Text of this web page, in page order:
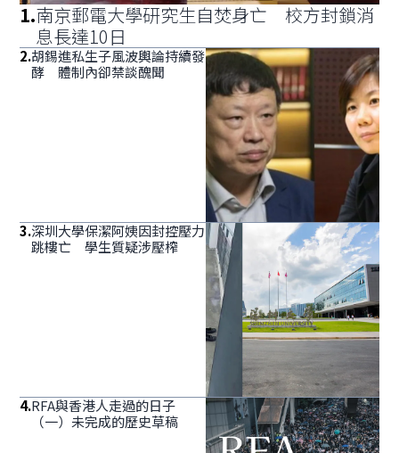
1.南京郵電大學研究生自焚身亡 校方封鎖消
息長達10日
2.胡錫進私生子風波輿論持續發
酵 體制內卻禁談醜聞
3.深圳大學保潔阿姨因封控壓力
跳樓亡 學生質疑涉壓榨
4.RFA與香港人走過的日子
（一）未完成的歷史草稿